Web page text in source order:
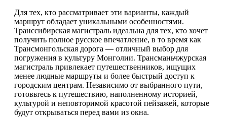
Для тех, кто рассматривает эти варианты, каждый
маршрут обладает уникальными особенностями.
Транссибирская магистраль идеальна для тех, кто хочет
получить полное русское впечатление, в то время как
Трансмонгольская дорога — отличный выбор для
погружения в культуру Монголии. Трансманьчжурская
магистраль привлекает путешественников, ищущих
менее людные маршруты и более быстрый доступ к
городским центрам. Независимо от выбранного пути,
готовьтесь к путешествию, наполненному историей,
культурой и неповторимой красотой пейзажей, которые
будут открываться перед вами из окна.